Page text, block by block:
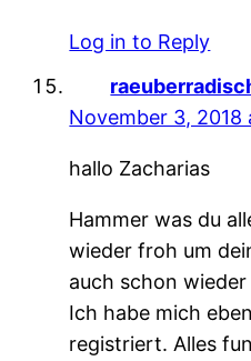
Log in to Reply
November 3, 2018
hallo Zacharias
Hammer was du
wieder froh um
auch schon wieder
Ich habe mich
registriert. Alles